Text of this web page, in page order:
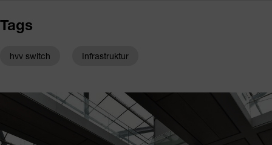
Tags
hvv switch Infrastruktur